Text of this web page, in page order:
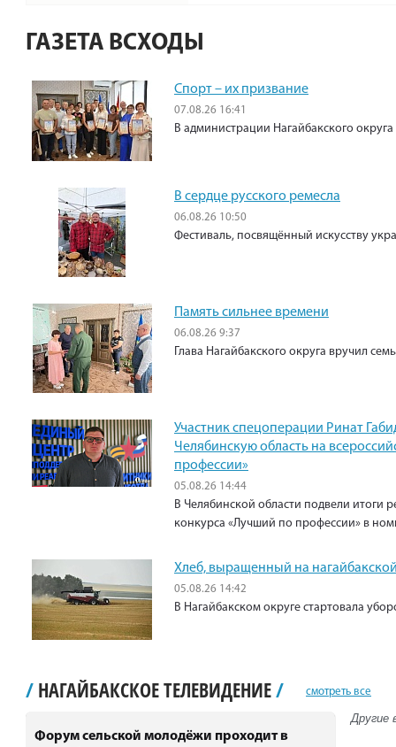
ГАЗЕТА ВСХОДЫ
Спорт – их призвание
07.08.26 16:41
В администрации Нагайбакского
В сердце русского ремесла
06.08.26 10:50
Фестиваль, посвящённый искусству
Память сильнее времени
06.08.26 9:37
Глава Нагайбакского округа вручил
Участник спецоперации Ринат
Челябинскую область на
профессии»
05.08.26 14:44
В Челябинской области подвели итоги
конкурса «Лучший по профессии» в
Хлеб, выращенный на
05.08.26 14:42
В Нагайбакском округе стартовала
/ НАГАЙБАКСКОЕ ТЕЛЕВИДЕНИЕ/ смотреть все
Форум сельской молодёжи проходит в
Другие